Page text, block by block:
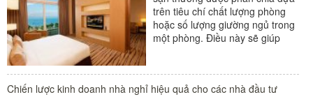
trên tiêu chí chất lượng phòng
hoặc số lượng giường ngủ trong
một phòng. Điều này sẽ giúp
#thiết bị buồng phòng
Chiến lược kinh doanh nhà nghỉ hiệu quả cho các nhà đầu tư